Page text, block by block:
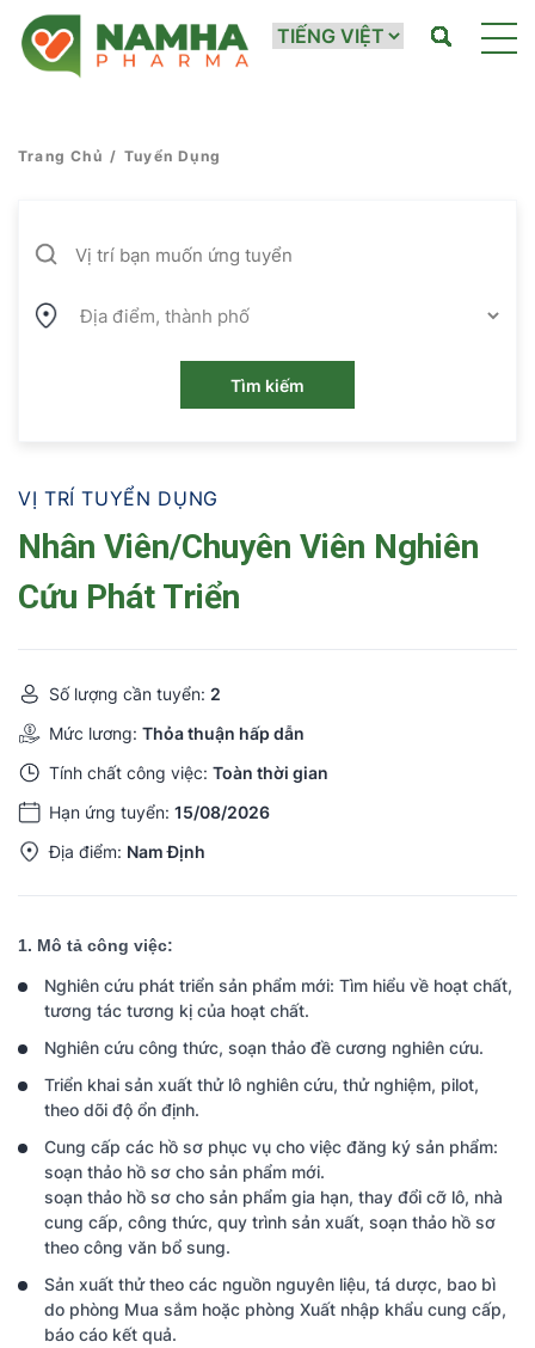
Trang Chủ / Tuyển Dụng
Tìm kiếm
VỊ TRÍ TUYỂN DỤNG
Nhân Viên/Chuyên Viên Nghiên
Cứu Phát Triển
Số lượng cần tuyển: 2
Mức lương: Thỏa thuận hấp dẫn
Tính chất công việc: Toàn thời gian
Hạn ứng tuyển: 15/08/2026
Địa điểm: Nam Định
1. Mô tả công việc:
Nghiên cứu phát triển sản phẩm mới: Tìm hiểu về hoạt chất,
tương tác tương kị của hoạt chất.
Nghiên cứu công thức, soạn thảo đề cương nghiên cứu.
Triển khai sản xuất thử lô nghiên cứu, thử nghiệm, pilot,
theo dõi độ ổn định.
Cung cấp các hồ sơ phục vụ cho việc đăng ký sản phẩm:
soạn thảo hồ sơ cho sản phẩm mới.
soạn thảo hồ sơ cho sản phẩm gia hạn, thay đổi cỡ lô, nhà
cung cấp, công thức, quy trình sản xuất, soạn thảo hồ sơ
theo công văn bổ sung.
Sản xuất thử theo các nguồn nguyên liệu, tá dược, bao bì
do phòng Mua sắm hoặc phòng Xuất nhập khẩu cung cấp,
báo cáo kết quả.